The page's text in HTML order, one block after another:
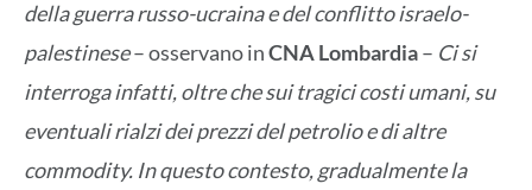
della guerra russo-ucraina e del conflitto israelo-
palestinese– osservano inCNA Lombardia– Ci si
interroga infatti, oltre che sui tragici costi umani, su
eventuali rialzi dei prezzi del petrolio e di altre
commodity. In questo contesto, gradualmente la